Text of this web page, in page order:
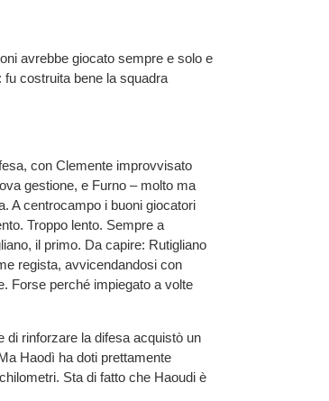
avrebbe giocato sempre e solo e
costruita bene la squadra
con Clemente improvvisato
gestione, e Furno – molto ma
A centrocampo i buoni giocatori
Troppo lento. Sempre a
il primo. Da capire: Rutigliano
regista, avvicendandosi con
Forse perché impiegato a volte
di rinforzare la difesa acquistò un
Haodì ha doti prettamente
Sta di fatto che Haoudi è